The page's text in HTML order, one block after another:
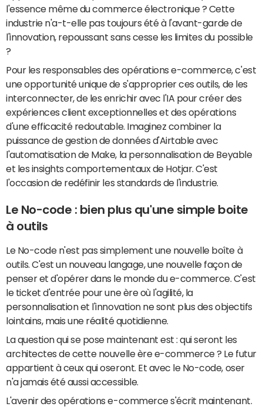
l'essence même du commerce électronique ? Cette
industrie n'a-t-elle pas toujours été à l'avant-garde de
l'innovation, repoussant sans cesse les limites du possible
?
Pour les responsables des opérations e-commerce, c'est
une opportunité unique de s'approprier ces outils, de les
interconnecter, de les enrichir avec l'IA pour créer des
expériences client exceptionnelles et des opérations
d'une efficacité redoutable. Imaginez combiner la
puissance de gestion de données d'Airtable avec
l'automatisation de Make, la personnalisation de Beyable
et les insights comportementaux de Hotjar. C'est
l'occasion de redéfinir les standards de l'industrie.
Le No-code : bien plus qu'une simple boite
à outils
Le No-code n'est pas simplement une nouvelle boîte à
outils. C'est un nouveau langage, une nouvelle façon de
penser et d'opérer dans le monde du e-commerce. C'est
le ticket d'entrée pour une ère où l'agilité, la
personnalisation et l'innovation ne sont plus des objectifs
lointains, mais une réalité quotidienne.
La question qui se pose maintenant est : qui seront les
architectes de cette nouvelle ère e-commerce ? Le futur
appartient à ceux qui oseront. Et avec le No-code, oser
n'a jamais été aussi accessible.
L'avenir des opérations e-commerce s'écrit maintenant.